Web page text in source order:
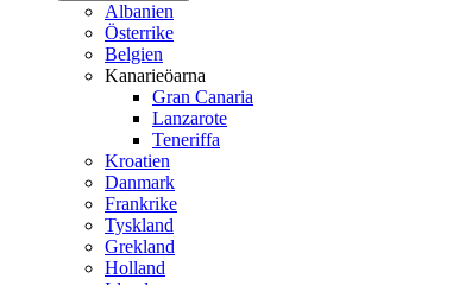
Albanien
Österrike
Belgien
Kanarieöarna
Gran Canaria
Lanzarote
Teneriffa
Kroatien
Danmark
Frankrike
Tyskland
Grekland
Holland